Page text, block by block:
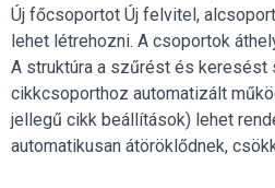
Új főcsoportot Új felvitel,
lehet létrehozni. A csoportok
A struktúra a szűrést és keresést
cikkcsoporthoz automatizált
jellegű cikk beállítások) lehet
automatikusan átöröklődnek,